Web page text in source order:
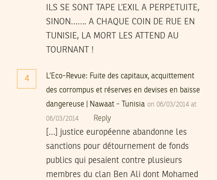
ILS SE SONT TAPE L’EXIL A PERPETUITE,
SINON……. A CHAQUE COIN DE RUE EN
TUNISIE, LA MORT LES ATTEND AU
TOURNANT !
4
L’Eco-Revue: Fuite des capitaux, acquittement
des corrompus et réserves en devises en baisse
dangereuse | Nawaat - Tunisia on 06/03/2014 at
06/03/2014 Reply
[…] justice européenne abandonne les
sanctions pour détournement de fonds
publics qui pesaient contre plusieurs
membres du clan Ben Ali dont Mohamed